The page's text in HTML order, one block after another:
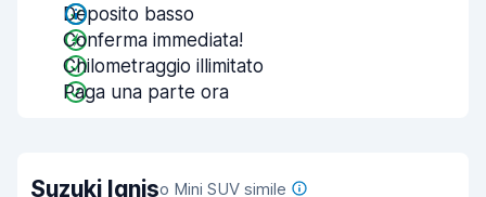
Deposito basso
Conferma immediata!
Chilometraggio illimitato
Paga una parte ora
Suzuki Igniso Mini SUV simile